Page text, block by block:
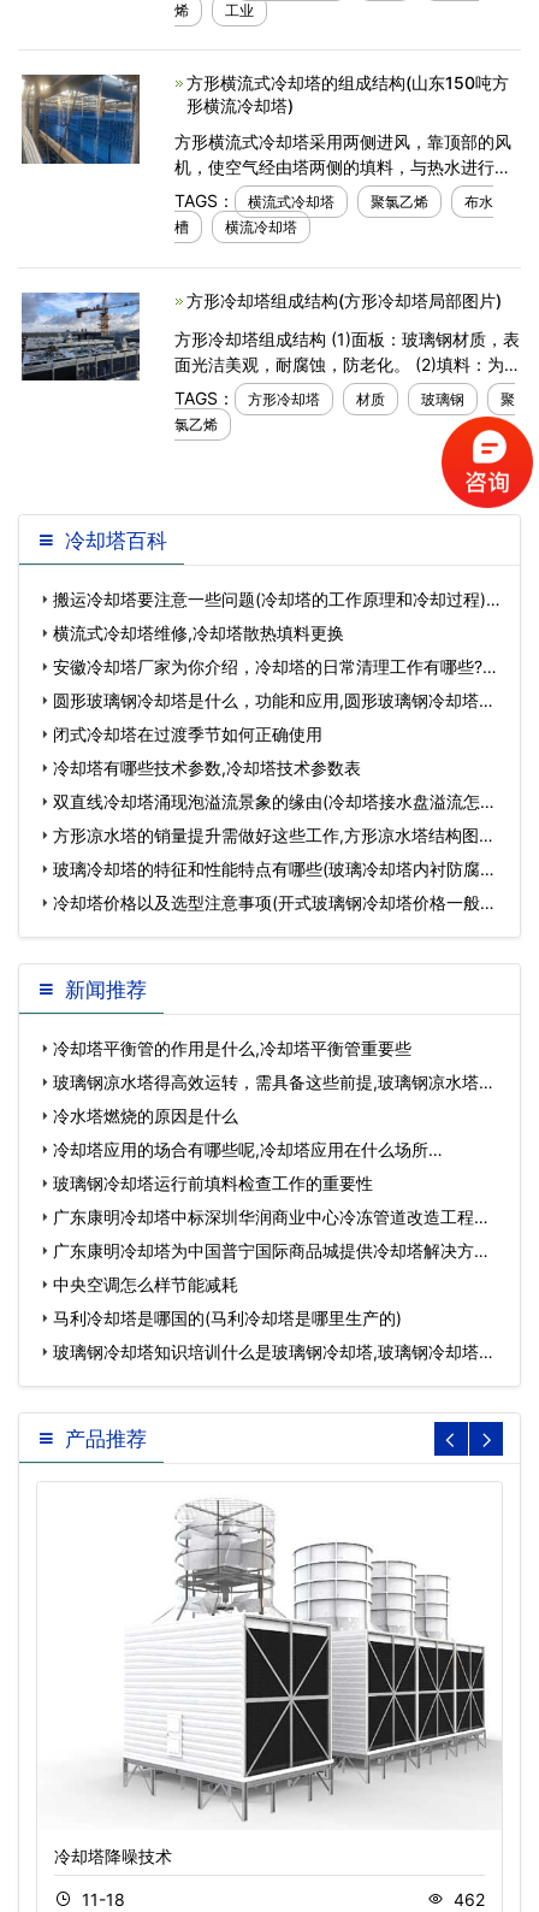
中产生
烯 工业
方形横流式冷却塔的组成结构(山东150吨方
形横流冷却塔)
方形横流式冷却塔采用两侧进风，靠顶部的风
机，使空气经由塔两侧的填料，与热水进行介
质交换，湿热空气再排向塔外。下面来为大家
介绍一下方形横流冷却塔的组成结构。
（1）面板：玻璃钢材质
TAGS： 横流式冷却塔 聚氯乙烯
布水
槽
横流冷却塔
方形冷却塔组成结构(方形冷却塔局部图片)
方形冷却塔组成结构 (1)面板：玻璃钢材质，表
面光洁美观，耐腐蚀，防老化。 (2)填料：为改
性聚氯乙烯双向点波片，热力性能好，气流阻
力小，刚性好，耐热75℃、耐寒、阻燃。 (3)
风机：叶片材质为合金
TAGS： 方形冷却塔 材质 玻璃钢
聚
氯乙烯
冷却塔百科
搬运冷却塔要注意一些问题(冷却塔的工作原理和冷却过程)…
横流式冷却塔维修,冷却塔散热填料更换
安徽冷却塔厂家为你介绍，冷却塔的日常清理工作有哪些?
(安徽冷却塔清洗…
圆形玻璃钢冷却塔是什么，功能和应用,圆形玻璃钢冷却塔属
于什么废物类别…
闭式冷却塔在过渡季节如何正确使用
冷却塔有哪些技术参数,冷却塔技术参数表
双直线冷却塔涌现泡溢流景象的缘由(冷却塔接水盘溢流怎么
办)…
方形凉水塔的销量提升需做好这些工作,方形凉水塔结构图…
玻璃冷却塔的特征和性能特点有哪些(玻璃冷却塔内衬防腐公
司)…
冷却塔价格以及选型注意事项(开式玻璃钢冷却塔价格一般是
多少)…
新闻推荐
冷却塔平衡管的作用是什么,冷却塔平衡管重要些
玻璃钢凉水塔得高效运转，需具备这些前提,玻璃钢凉水塔型
号大全…
冷水塔燃烧的原因是什么
冷却塔应用的场合有哪些呢,冷却塔应用在什么场所…
玻璃钢冷却塔运行前填料检查工作的重要性
广东康明冷却塔中标深圳华润商业中心冷冻管道改造工程…
广东康明冷却塔为中国普宁国际商品城提供冷却塔解决方
案…中央空调怎么样节能减耗
马利冷却塔是哪国的(马利冷却塔是哪里生产的)
玻璃钢冷却塔知识培训什么是玻璃钢冷却塔,玻璃钢冷却塔参
数…
产品推荐
冷却塔降噪技术
11-18 462